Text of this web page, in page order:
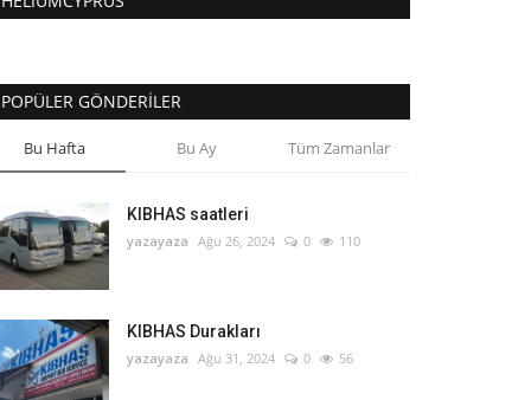
POPÜLER GÖNDERILER
Bu Hafta Bu Ay Tüm Zamanlar
KIBHAS saatleri
yazayaza Ağu 26, 2024 0 110
KIBHAS Durakları
yazayaza Ağu 31, 2024 0 56